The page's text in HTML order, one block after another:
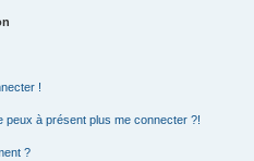
!
peux à présent plus me connecter ?!
?